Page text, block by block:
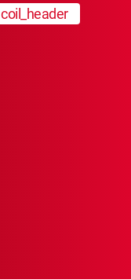
coil_header